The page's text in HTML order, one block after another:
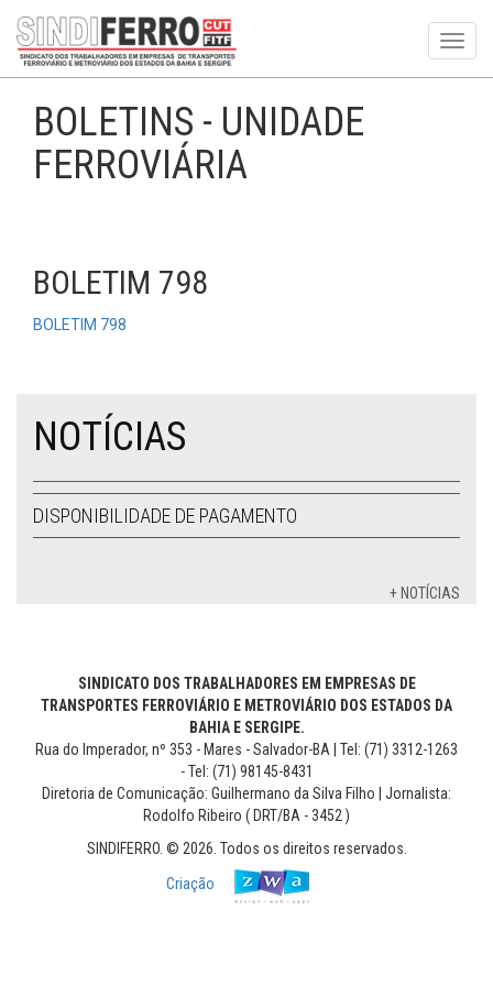
BOLETINS - UNIDADE
FERROVIÁRIA
BOLETIM 798
BOLETIM 798
NOTÍCIAS
DISPONIBILIDADE DE PAGAMENTO
+ NOTÍCIAS
SINDICATO DOS TRABALHADORES EM EMPRESAS DE
TRANSPORTES FERROVIÁRIO E METROVIÁRIO DOS ESTADOS DA
BAHIA E SERGIPE.
Rua do Imperador, nº 353 - Mares - Salvador-BA | Tel: (71) 3312-1263
- Tel: (71) 98145-8431
Diretoria de Comunicação: Guilhermano da Silva Filho | Jornalista:
Rodolfo Ribeiro ( DRT/BA - 3452 )
SINDIFERRO. © 2026. Todos os direitos reservados.
Criação